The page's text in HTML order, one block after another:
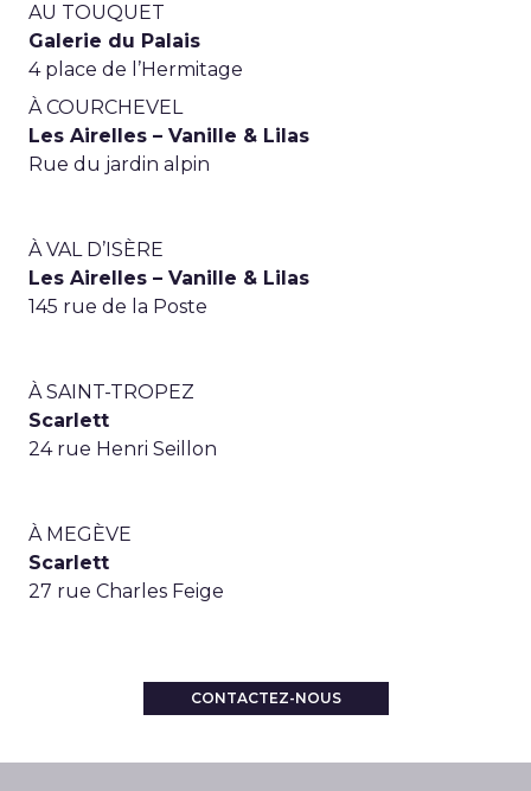
AU TOUQUET
Galerie du Palais
4 place de l’Hermitage
À COURCHEVEL
Les Airelles – Vanille & Lilas
Rue du jardin alpin
À VAL D’ISÈRE
Les Airelles – Vanille & Lilas
145 rue de la Poste
À SAINT-TROPEZ
Scarlett
24 rue Henri Seillon
À MEGÈVE
Scarlett
27 rue Charles Feige
CONTACTEZ-NOUS